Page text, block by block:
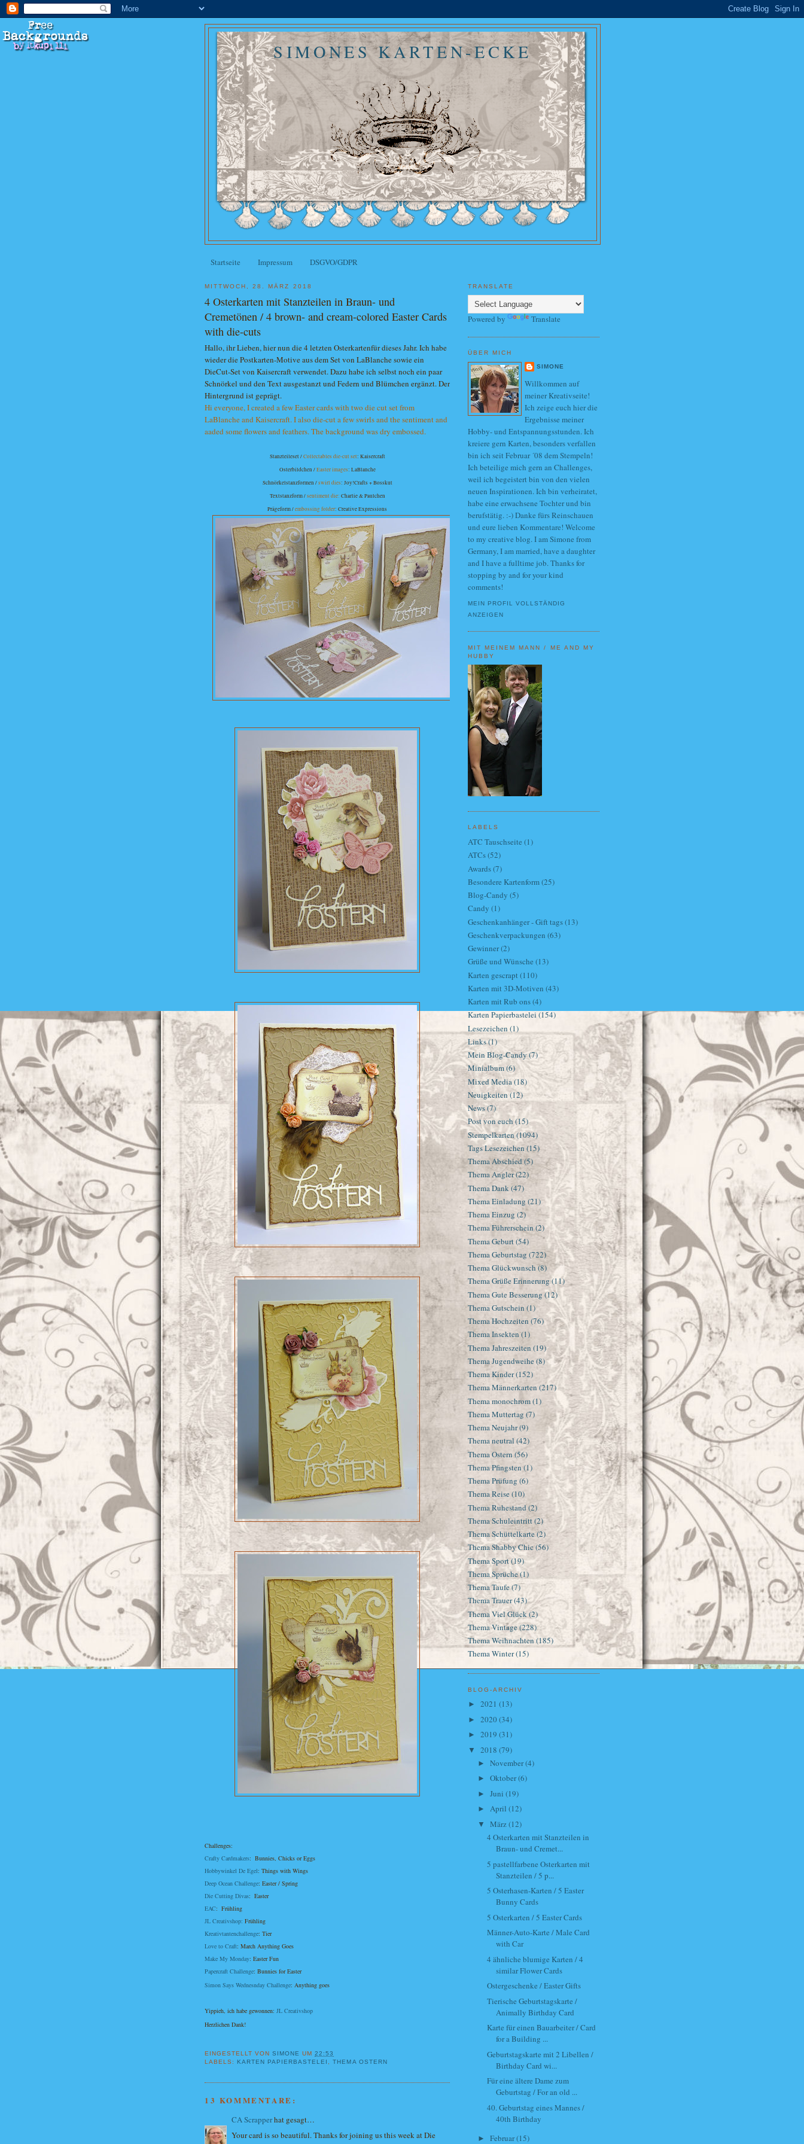
SIMONES KARTEN-ECKE
Startseite Impressum DSGVO/GDPR
MITTWOCH, 28. MÄRZ 2018
4 Osterkarten mit Stanzteilen in Braun- und
Cremetönen / 4 brown- and cream-colored Easter Cards
with die-cuts
Hallo, ihr Lieben, hier nun die 4 letzten Osterkartenfür dieses Jahr. Ich habe
wieder die Postkarten-Motive aus dem Set von LaBlanche sowie ein
DieCut-Set von Kaisercraft verwendet. Dazu habe ich selbst noch ein paar
Schnörkel und den Text ausgestanzt und Federn und Blümchen ergänzt. Der
Hintergrund ist geprägt.
Hi everyone, I created a few Easter cards with two die cut set from
LaBlanche and Kaisercraft. I also die-cut a few swirls and the sentiment and
aaded some flowers and feathers. The background was dry embossed.
Stanzteileset /Collectables die-cut set: Kaisercraft
Osterbildchen /Easter images: LaBlanche
Schnörkelstanzformen /swirl dies: Joy!Crafts + Bosskut
Textstanzform /sentiment die: Charlie & Paulchen
Prägeform /embossing folder: Creative Expressions
Challenges:
Crafty Cardmakers: Bunnies, Chicks or Eggs
Hobbywinkel De Egel: Things with Wings
Deep Ocean Challenge: Easter / Spring
Die Cutting Divas: Easter
EAC: Frühling
JL Creativshop: Frühling
Kreativtantenchallenge: Tier
Love to Craft: March Anything Goes
Make My Monday: Easter Fun
Papercraft Challenge: Bunnies for Easter
Simon Says Wednesnday Challenge: Anything goes
Yippieh, ich habe gewonnen: JL Creativshop
Herzlichen Dank!
EINGESTELLT VONSIMONE UM22:53
LABELS: KARTEN PAPIERBASTELEI ,THEMA OSTERN
13 KOMMENTARE:
CA Scrapperhat gesagt…
Your card is so beautiful. Thanks for joining us this week at Die
TRANSLATE
Powered by Translate
ÜBER MICH
SIMONE
Willkommen auf
meiner Kreativseite!
Ich zeige euch hier die
Ergebnisse meiner
Hobby- und Entspannungsstunden. Ich
kreiere gern Karten, besonders verfallen
bin ich seit Februar ´08 dem Stempeln!
Ich beteilige mich gern an Challenges,
weil ich begeistert bin von den vielen
neuen Inspirationen. Ich bin verheiratet,
habe eine erwachsene Tochter und bin
berufstätig. :-) Danke fürs Reinschauen
und eure lieben Kommentare! Welcome
to my creative blog. I am Simone from
Germany, I am married, have a daughter
and I have a fulltime job. Thanks for
stopping by and for your kind
comments!
MEIN PROFIL VOLLSTÄNDIG
ANZEIGEN
MIT MEINEM MANN / ME AND MY
HUBBY
LABELS
ATC Tauschseite (1)
ATCs(52)
Awards(7)
Besondere Kartenform(25)
Blog-Candy (5)
Candy (1)
Geschenkanhänger - Gift tags(13)
Geschenkverpackungen (63)
Gewinner(2)
Grüße und Wünsche (13)
Karten gescrapt (110)
Karten mit 3D-Motiven (43)
Karten mit Rub ons(4)
Karten Papierbastelei(154)
Lesezeichen (1)
Links(1)
Mein Blog-Candy(7)
Minialbum(6)
Mixed Media (18)
Neuigkeiten(12)
News(7)
Post von euch (15)
Stempelkarten(1094)
Tags Lesezeichen (15)
Thema Abschied(5)
Thema Angler(22)
Thema Dank (47)
Thema Einladung (21)
Thema Einzug (2)
Thema Führerschein (2)
Thema Geburt(54)
Thema Geburtstag (722)
Thema Glückwunsch (8)
Thema Grüße Erinnerung (11)
Thema Gute Besserung (12)
Thema Gutschein(1)
Thema Hochzeiten (76)
Thema Insekten (1)
Thema Jahreszeiten (19)
Thema Jugendweihe (8)
Thema Kinder(152)
Thema Männerkarten (217)
Thema monochrom(1)
Thema Muttertag (7)
Thema Neujahr(9)
Thema neutral (42)
Thema Ostern (56)
Thema Pfingsten (1)
Thema Prüfung (6)
Thema Reise(10)
Thema Ruhestand (2)
Thema Schuleintritt(2)
Thema Schüttelkarte(2)
Thema Shabby Chic(56)
Thema Sport(19)
Thema Sprüche(1)
Thema Taufe(7)
Thema Trauer(43)
Thema Viel Glück(2)
Thema Vintage(228)
Thema Weihnachten (185)
Thema Winter(15)
BLOG-ARCHIV
► 2021 (13)
► 2020 (34)
► 2019 (31)
▼ 2018 (79)
► November(4)
► Oktober(6)
► Juni (19)
► April (12)
▼ März(12)
4 Osterkarten mit Stanzteilen in
Braun- und Cremet...
5 pastellfarbene Osterkarten mit
Stanzteilen / 5 p...
5 Osterhasen-Karten / 5 Easter
Bunny Cards
5 Osterkarten / 5 Easter Cards
Männer-Auto-Karte / Male Card
with Car
4 ähnliche blumige Karten / 4
similar Flower Cards
Ostergeschenke / Easter Gifts
Tierische Geburtstagskarte /
Animally Birthday Card
Karte für einen Bauarbeiter / Card
for a Building ...
Geburtstagskarte mit 2 Libellen /
Birthday Card wi...
Für eine ältere Dame zum
Geburtstag / For an old ...
40. Geburtstag eines Mannes /
40th Birthday
► Februar(15)